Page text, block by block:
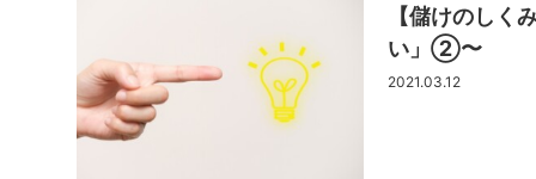
【儲けのし
い」②〜
2021.03.12